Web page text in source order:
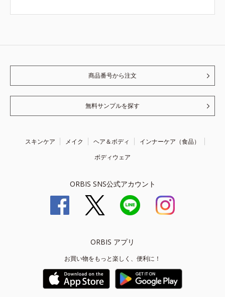
商品番号から注文
無料サンプルを探す
スキンケア メイク ヘア＆ボディ
インナーケア（食品）
ボディウェア
ORBIS SNS公式アカウント
ORBIS アプリ
お買い物をもっと楽しく、便利に！